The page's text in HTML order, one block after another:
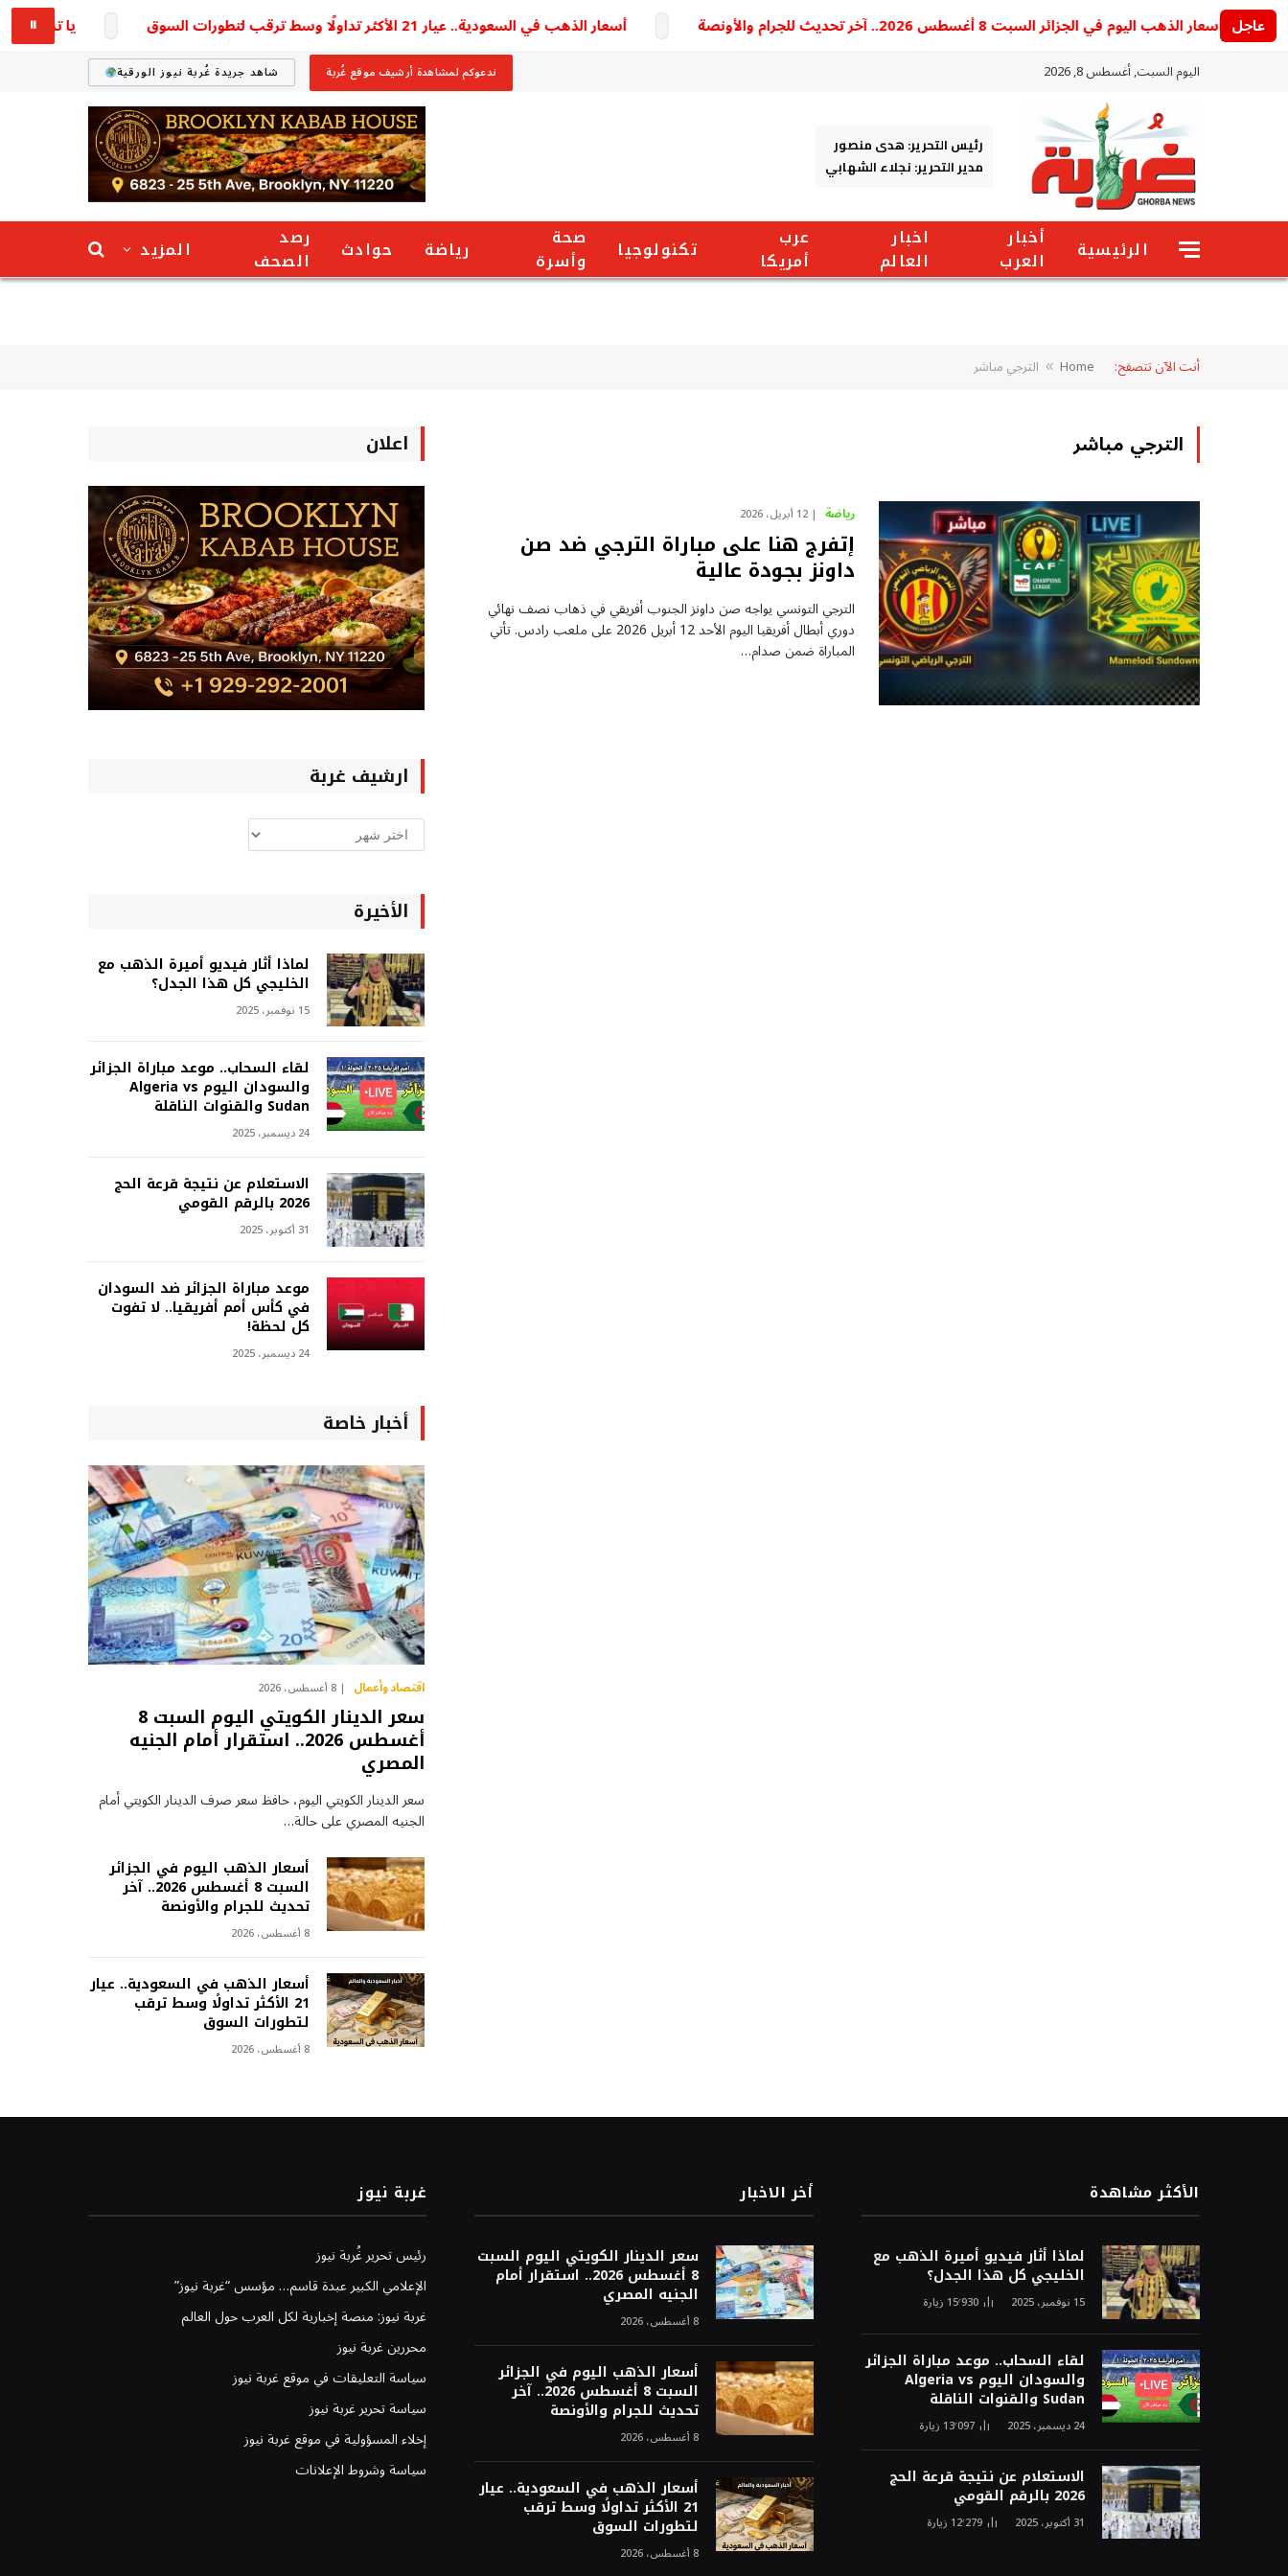
عاجلأسعار الذهب اليوم في الجزائر السبت 8 أغسطس 2026.. آخر تحديث للجرام والأونصة أسعار الذهب في السعودية.. عيار 21 الأكثر تداولًا وسط ترقب لتطورات السوق يا ترى وصل
⏸
اليوم السبت, أغسطس 8, 2026 ندعوكم لمشاهدة أرشيف موقع غُربة شاهد جريدة غُربة نيوز الورقية
رئيس التحرير: هدى منصور
مدير التحرير: نجلاء الشهابي
الرئيسية
أخبار
العرب
اخبار
العالم
عرب
أمريكا
تكنولوجيا
صحة
وأسرة
رياضة حوادث
رصد
الصحف
المزيد
أنت الآن تتصفح: Home
» الترجي مباشر
الترجي مباشر
رياضة 12 أبريل، 2026
إتفرج هنا على مباراة الترجي ضد صن
داونز بجودة عالية
الترجي التونسي يواجه صن داونز الجنوب أفريقي في ذهاب نصف نهائي
دوري أبطال أفريقيا اليوم الأحد 12 أبريل 2026 على ملعب رادس. تأتي
المباراة ضمن صدام…
اعلان
ارشيف غربة
ارشيف
غربة
الأخيرة
لماذا أثار فيديو أميرة الذهب مع
الخليجي كل هذا الجدل؟
15 نوفمبر، 2025
لقاء السحاب.. موعد مباراة الجزائر
والسودان اليوم Algeria vs
Sudan والقنوات الناقلة
24 ديسمبر، 2025
الاستعلام عن نتيجة قرعة الحج
2026 بالرقم القومي
31 أكتوبر، 2025
موعد مباراة الجزائر ضد السودان
في كأس أمم أفريقيا.. لا تفوت
كل لحظة!
24 ديسمبر، 2025
أخبار خاصة
اقتصاد وأعمال 8 أغسطس، 2026
سعر الدينار الكويتي اليوم السبت 8
أغسطس 2026.. استقرار أمام الجنيه
المصري
سعر الدينار الكويتي اليوم، حافظ سعر صرف الدينار الكويتي أمام
الجنيه المصري على حالة…
أسعار الذهب اليوم في الجزائر
السبت 8 أغسطس 2026.. آخر
تحديث للجرام والأونصة
8 أغسطس، 2026
أسعار الذهب في السعودية.. عيار
21 الأكثر تداولًا وسط ترقب
لتطورات السوق
8 أغسطس، 2026
الأكثر مشاهدة
لماذا أثار فيديو أميرة الذهب مع
الخليجي كل هذا الجدل؟
15 نوفمبر، 2025 15٬930 زيارة
لقاء السحاب.. موعد مباراة الجزائر
والسودان اليوم Algeria vs
Sudan والقنوات الناقلة
24 ديسمبر، 2025 13٬097 زيارة
الاستعلام عن نتيجة قرعة الحج
2026 بالرقم القومي
31 أكتوبر، 2025 12٬279 زيارة
أخر الاخبار
سعر الدينار الكويتي اليوم السبت
8 أغسطس 2026.. استقرار أمام
الجنيه المصري
8 أغسطس، 2026
أسعار الذهب اليوم في الجزائر
السبت 8 أغسطس 2026.. آخر
تحديث للجرام والأونصة
8 أغسطس، 2026
أسعار الذهب في السعودية.. عيار
21 الأكثر تداولًا وسط ترقب
لتطورات السوق
8 أغسطس، 2026
غربة نيوز
رئيس تحرير غُربة نيوز
الإعلامي الكبير عبدة قاسم… مؤسس “غربة نيوز”
غربة نيوز: منصة إخبارية لكل العرب حول العالم
محررين غربة نيوز
سياسة التعليقات في موقع غربة نيوز
سياسة تحرير غربة نيوز
إخلاء المسؤولية في موقع غربة نيوز
سياسة وشروط الإعلانات